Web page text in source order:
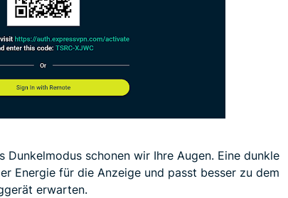
Dunkelmodus schonen wir Ihre Augen. Eine dunkle
Energie für die Anzeige und passt besser zu dem
erwarten.